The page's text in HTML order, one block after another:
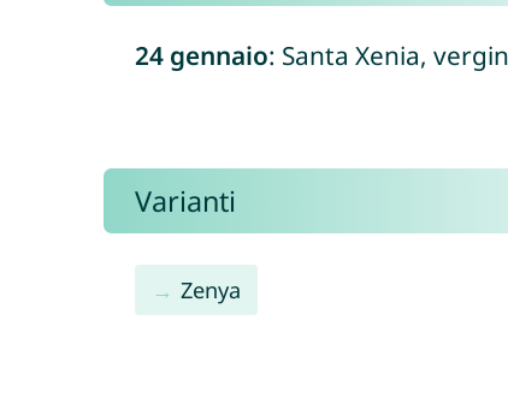
24 gennaio: Santa Xenia,
Varianti
Zenya